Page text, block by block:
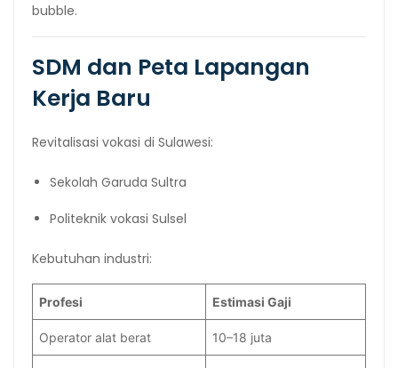
bubble.
SDM dan Peta Lapangan
Kerja Baru
Revitalisasi vokasi di Sulawesi:
Sekolah Garuda Sultra
Politeknik vokasi Sulsel
Kebutuhan industri:
Profesi Estimasi Gaji
Operator alat berat 10–18 juta